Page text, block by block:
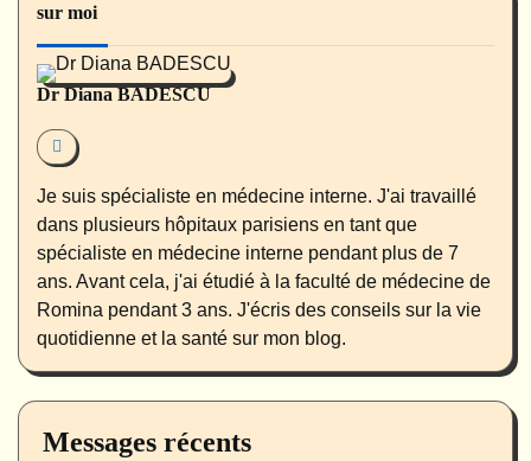
sur moi
Dr Diana BADESCU
Je suis spécialiste en médecine interne. J'ai travaillé
dans plusieurs hôpitaux parisiens en tant que
spécialiste en médecine interne pendant plus de 7
ans. Avant cela, j'ai étudié à la faculté de médecine de
Romina pendant 3 ans. J'écris des conseils sur la vie
quotidienne et la santé sur mon blog.
Messages récents